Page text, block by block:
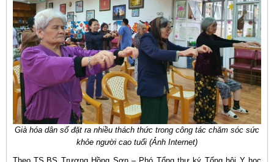
Già hóa dân số đặt ra nhiều thách thức trong công tác chăm sóc sức
khỏe người cao tuổi (Ảnh Internet)